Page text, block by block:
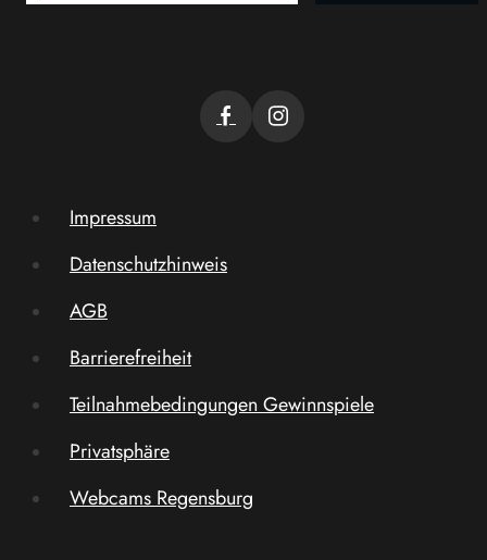
Impressum
Datenschutzhinweis
AGB
Barrierefreiheit
Teilnahmebedingungen Gewinnspiele
Privatsphäre
Webcams Regensburg